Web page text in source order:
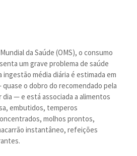
da Saúde (OMS), o consumo
um grave problema de saúde
ingestão média diária é estimada em
o dobro do recomendado pela
dia — e está associada a alimentos
embutidos, temperos
molhos prontos,
instantâneo, refeições